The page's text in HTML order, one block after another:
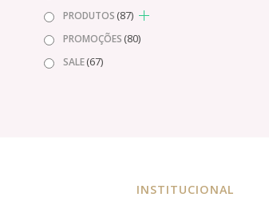
PRODUTOS (87)
PROMOÇÕES (80)
SALE(67)
INSTITUCIONAL